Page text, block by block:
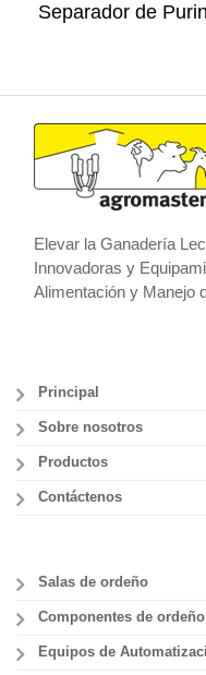
Separador de
Elevar la Ganadería
Innovadoras y
Alimentación y Manejo
Principal
Sobre nosotros
Productos
Contáctenos
Salas de ordeño
Componentes de ordeño
Equipos de